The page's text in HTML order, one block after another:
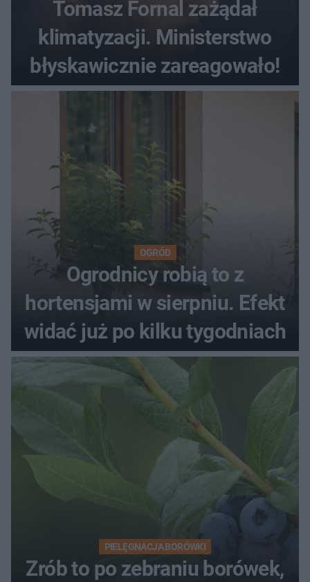
Tomasz Fornal zażądał
klimatyzacji. Ministerstwo
błyskawicznie zareagowało!
OGRÓD
Ogrodnicy robią to z
hortensjami w sierpniu. Efekt
widać już po kilku tygodniach
PIELĘGNACJA BORÓWKI
Zrób to po zebraniu borówek,